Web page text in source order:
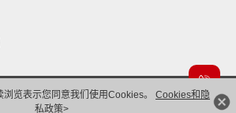
览表示您同意我们使用Cookies。 Cookies和隐
私政策>
公司 1998-2026。 保留一切权利。粤A2-20044005号
隐私保护
法律声明